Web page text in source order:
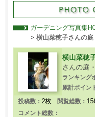
ガーデニング写真集
> 横山菜穂子さんの
横山菜穂
さんの庭
投稿数： 2枚閲覧総数：
コメント総数：
ランキング
累計ポイン